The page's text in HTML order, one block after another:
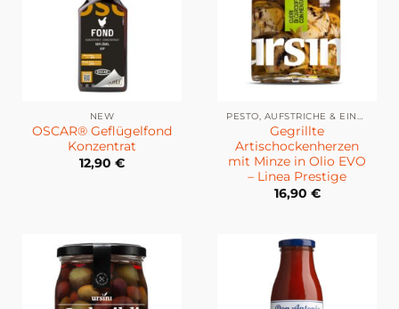
NEW
OSCAR® Geflügelfond
Konzentrat
12,90 €
PESTO, AUFSTRICHE & EINGELEGTES
Gegrillte
Artischockenherzen
mit Minze in Olio EVO
– Linea Prestige
16,90 €